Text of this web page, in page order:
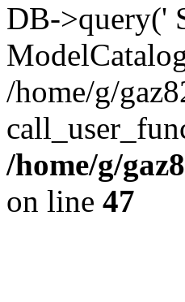
DB->query('
/home/g/
/home/g/
on line 47